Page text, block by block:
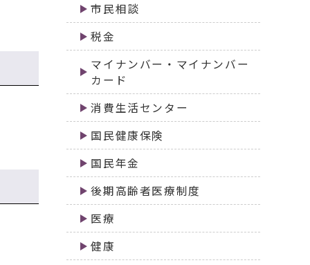
市民相談
税金
マイナンバー・マイナンバー
カード
消費生活センター
国民健康保険
国民年金
後期高齢者医療制度
医療
健康